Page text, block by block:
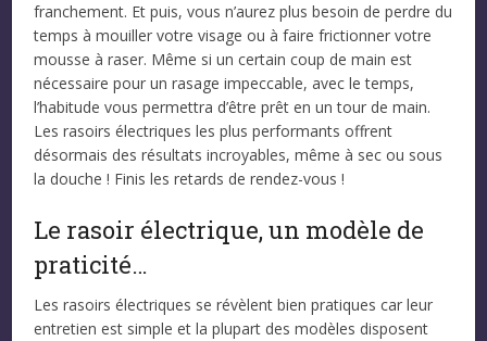
franchement. Et puis, vous n’aurez plus besoin de perdre du
temps à mouiller votre visage ou à faire frictionner votre
mousse à raser. Même si un certain coup de main est
nécessaire pour un rasage impeccable, avec le temps,
l’habitude vous permettra d’être prêt en un tour de main.
Les rasoirs électriques les plus performants offrent
désormais des résultats incroyables, même à sec ou sous
la douche ! Finis les retards de rendez-vous !
Le rasoir électrique, un modèle de
praticité…
Les rasoirs électriques se révèlent bien pratiques car leur
entretien est simple et la plupart des modèles disposent